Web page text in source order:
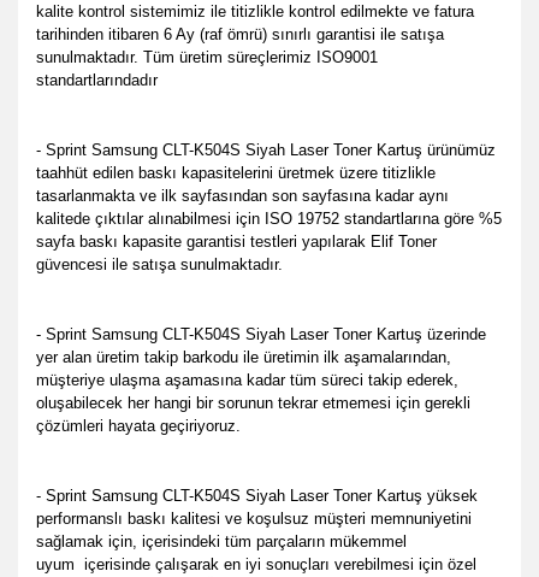
kalite kontrol sistemimiz ile titizlikle kontrol edilmekte ve fatura
tarihinden itibaren 6 Ay (raf ömrü) sınırlı garantisi ile satışa
sunulmaktadır. Tüm üretim süreçlerimiz ISO9001
standartlarındadır
- Sprint Samsung CLT-K504S Siyah Laser Toner Kartuş ürünümüz
taahhüt edilen baskı kapasitelerini üretmek üzere titizlikle
tasarlanmakta ve ilk sayfasından son sayfasına kadar aynı
kalitede çıktılar alınabilmesi için ISO 19752 standartlarına göre %5
sayfa baskı kapasite garantisi testleri yapılarak Elif Toner
güvencesi ile satışa sunulmaktadır.
- Sprint Samsung CLT-K504S Siyah Laser Toner Kartuş üzerinde
yer alan üretim takip barkodu ile üretimin ilk aşamalarından,
müşteriye ulaşma aşamasına kadar tüm süreci takip ederek,
oluşabilecek her hangi bir sorunun tekrar etmemesi için gerekli
çözümleri hayata geçiriyoruz.
- Sprint Samsung CLT-K504S Siyah Laser Toner Kartuş yüksek
performanslı baskı kalitesi ve koşulsuz müşteri memnuniyetini
sağlamak için, içerisindeki tüm parçaların mükemmel
uyum içerisinde çalışarak en iyi sonuçları verebilmesi için özel